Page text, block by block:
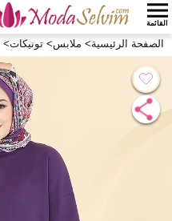
القائمة
الصفحة الرئيسية> ملابس> تونيكات>